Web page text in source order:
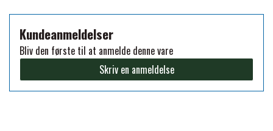
PREMIER EQUINE KØLETERAPI
PREMIER EQUINE GROOMING & STALD
MUSTAD
Kundeanmeldelser
Bliv den første til at anmelde denne vare
Skriv en anmeldelse